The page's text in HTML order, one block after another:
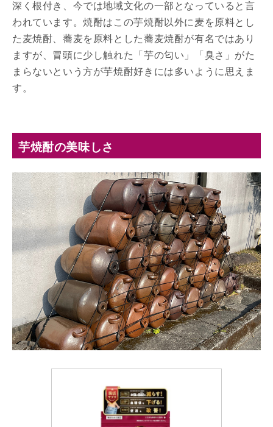
深く根付き、今では地域文化の一部となっていると言
われています。焼酎はこの芋焼酎以外に麦を原料とし
た麦焼酎、蕎麦を原料とした蕎麦焼酎が有名ではあり
ますが、冒頭に少し触れた「芋の匂い」「臭さ」がた
まらないという方が芋焼酎好きには多いように思えま
す。
芋焼酎の美味しさ